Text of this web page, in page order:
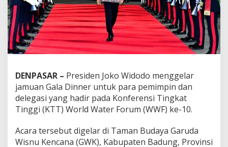
DENPASAR – Presiden Joko Widodo menggelar
jamuan Gala Dinner untuk para pemimpin dan
delegasi yang hadir pada Konferensi Tingkat
Tinggi (KTT) World Water Forum (WWF) ke-10.
Acara tersebut digelar di Taman Budaya Garuda
Wisnu Kencana (GWK), Kabupaten Badung, Provinsi